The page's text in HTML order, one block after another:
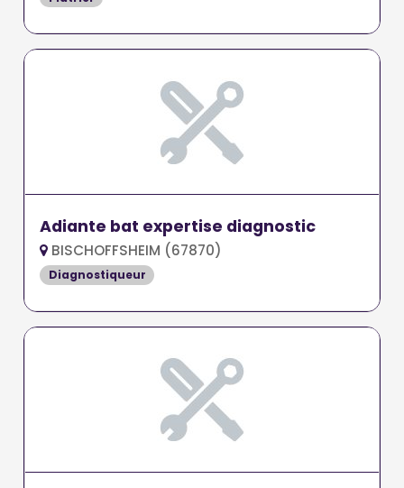
Adiante bat expertise diagnostic
BISCHOFFSHEIM (67870)
Diagnostiqueur